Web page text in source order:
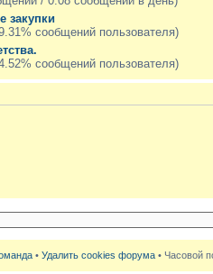
закупки
сообщений пользователя)
сообщений пользователя)
• Удалить cookies форума • Часовой